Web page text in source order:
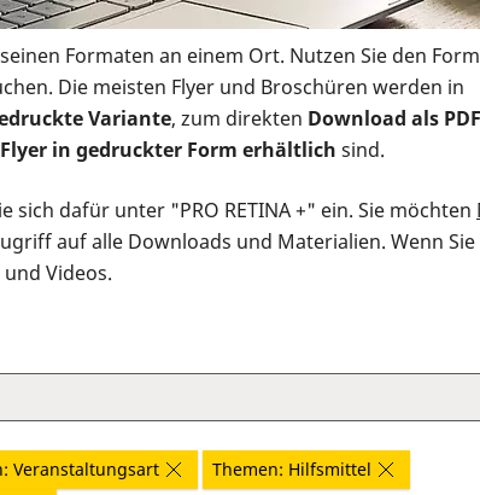
Formaten an einem Ort. Nutzen Sie den
Die meisten Flyer und Broschüren werden in
Variante, zum direkten Download als PDF
in gedruckter Form erhältlich sind.
sich dafür unter "PRO RETINA +" ein. Sie möchten
auf alle Downloads und Materialien. Wenn Sie
Videos.
Veranstaltungsart
Themen: Hilfsmittel